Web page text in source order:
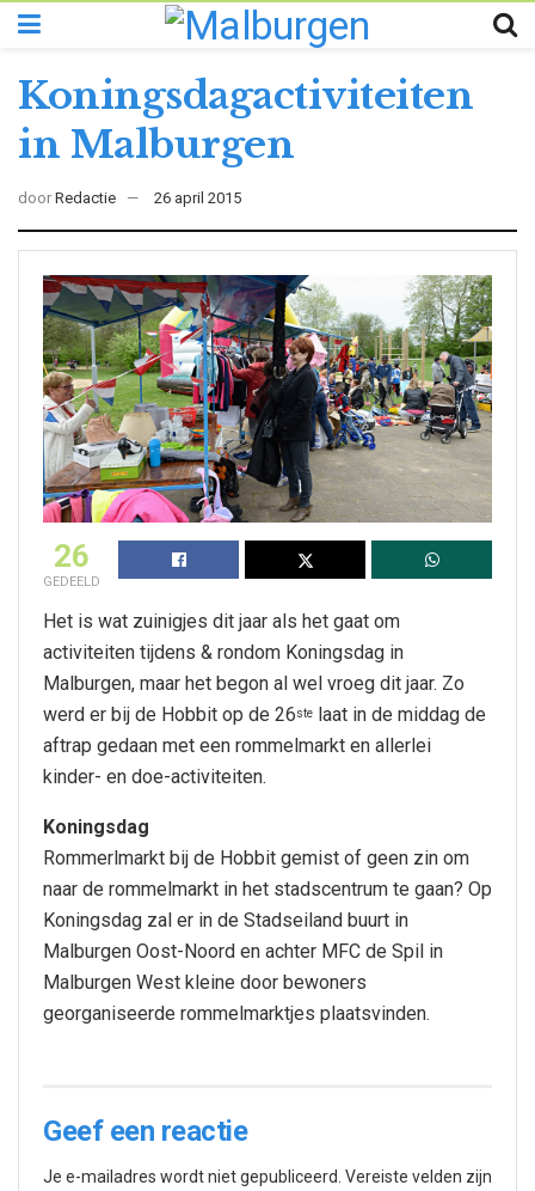
Koningsdagactiviteiten
in Malburgen
door Redactie 26 april 2015
26
GEDEELD
Het is wat zuinigjes dit jaar als het gaat om
activiteiten tijdens & rondom Koningsdag in
Malburgen, maar het begon al wel vroeg dit jaar. Zo
werd er bij de Hobbit op de 26ste
laat in de middag de
aftrap gedaan met een rommelmarkt en allerlei
kinder- en doe-activiteiten.
Koningsdag
Rommerlmarkt bij de Hobbit gemist of geen zin om
naar de rommelmarkt in het stadscentrum te gaan? Op
Koningsdag zal er in de Stadseiland buurt in
Malburgen Oost-Noord en achter MFC de Spil in
Malburgen West kleine door bewoners
georganiseerde rommelmarktjes plaatsvinden.
Geef een reactie
Je e-mailadres wordt niet gepubliceerd. Vereiste velden zijn